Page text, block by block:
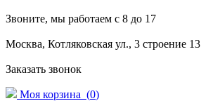
Звоните, мы работаем с 8 до 17
Москва, Котляковская ул., 3 строение 13
Заказать звонок
Моя корзина (0)